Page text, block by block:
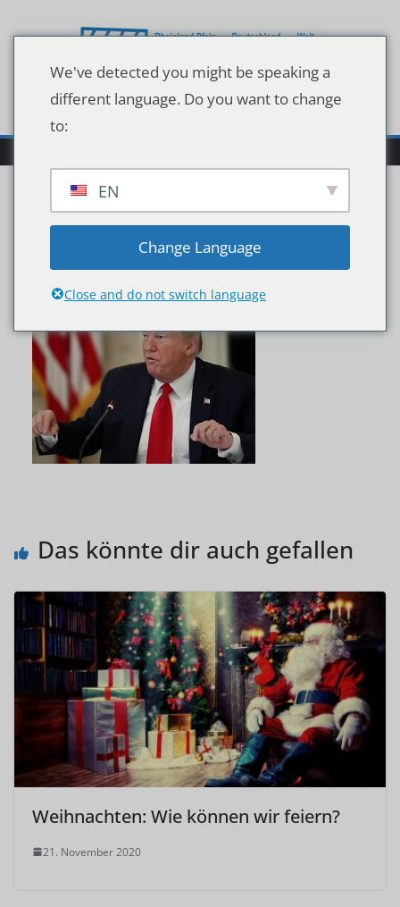
Inhalt
132078049
Das könnte dir auch gefallen
Weihnachten: Wie können wir feiern?
21. November 2020
We've detected you might be speaking a
different language. Do you want to change
to:
EN
Change Language
Close and do not switch language